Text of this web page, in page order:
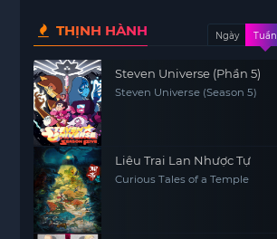
THỊNH HÀNH Ngày Tuần
Steven Universe (Phần 5)
Steven Universe (Season 5)
Liêu Trai Lan Nhược Tự
Curious Tales of a Temple